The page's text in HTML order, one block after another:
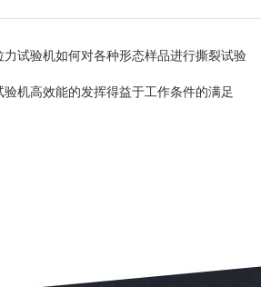
力试验机如何对各种形态样品进行撕裂试验
验机高效能的发挥得益于工作条件的满足